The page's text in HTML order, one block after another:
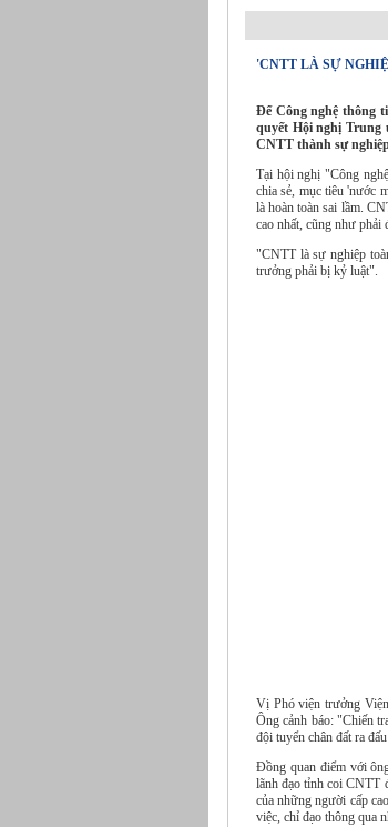
'CNTT LÀ SỰ
Để Công nghệ thông
quyết Hội nghị Trung
CNTT thành sự
Tại hội nghị "Công
chia sẻ, mục tiêu 'nước
là hoàn toàn sai lầm.
cao nhất, cũng như phải
"CNTT là sự nghiệp
trưởng phải bị kỷ luật".
Vị Phó viện trưởng
Ông cảnh báo: "Chiến
đội tuyển chân đất ra
Đồng quan điểm với
lãnh đạo tỉnh coi CNTT
của những người cấp
việc, chỉ đạo thông qua